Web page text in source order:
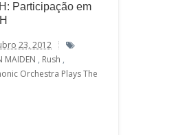
Participação em
23, 2012
MAIDEN , Rush ,
Orchestra Plays The